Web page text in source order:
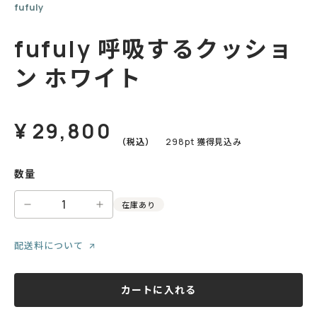
fufuly
fufuly 呼吸するクッショ
ン ホワイト
¥ 29,800 （税込） 298pt 獲得見込み
数量
1 在庫あり
配送料について
カートに入れる